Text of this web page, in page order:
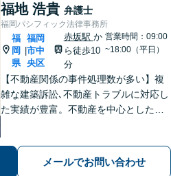
福地 浩貴 弁護士
福岡パシフィック法律事務所
福
岡
県
福岡
市中
央区
赤坂駅 か
ら徒歩10
分
営業時間：09:00
~18:00（平日）
【不動産関係の事件処理数が多い】複
雑な建築訴訟､不動産トラブルに対応し
た実績が豊富。不動産を中心とした相
法務、顧客とのトラブル、予防法務も
お任せ【六本松駅2分】
メールでお問い合わせ